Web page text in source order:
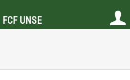
FCF UNSE